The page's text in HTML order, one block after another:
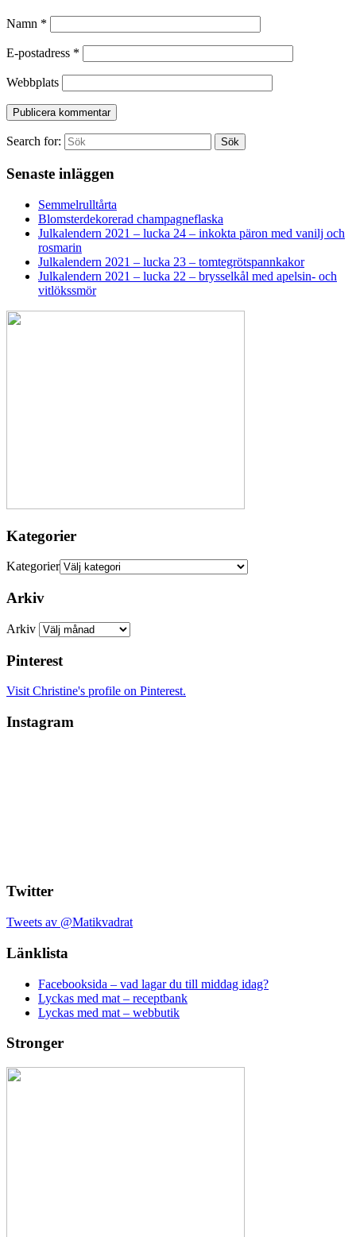
Namn *
E-postadress *
Webbplats
Search for: Sök
Senaste inläggen
Semmelrulltårta
Blomsterdekorerad champagneflaska
Julkalendern 2021 – lucka 24 – inkokta päron med vanilj och
rosmarin
Julkalendern 2021 – lucka 23 – tomtegrötspannkakor
Julkalendern 2021 – lucka 22 – brysselkål med apelsin- och
vitlökssmör
Kategorier
Kategorier
Arkiv
Arkiv
Pinterest
Visit Christine's profile on Pinterest.
Instagram
Twitter
Tweets av @Matikvadrat
Länklista
Facebooksida – vad lagar du till middag idag?
Lyckas med mat – receptbank
Lyckas med mat – webbutik
Stronger